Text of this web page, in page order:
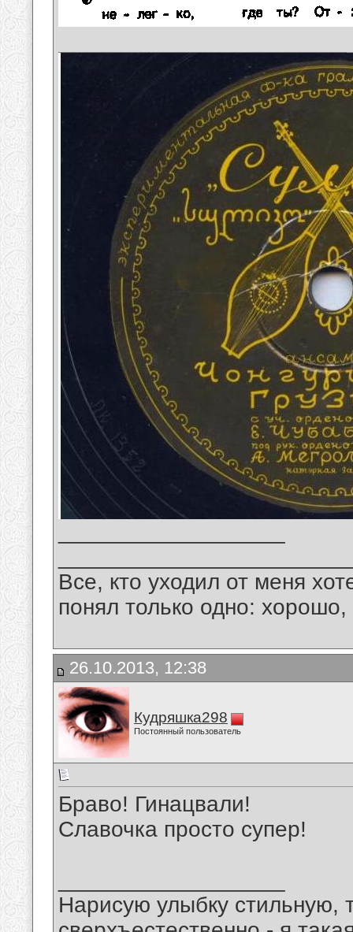
Все, кто уходил от меня
понял только одно:
26.10.2013, 12:38
Кудряшка298
Постоянный пользователь
Браво! Гинацвали!
Славочка просто супер!
Нарисую улыбку стильную,